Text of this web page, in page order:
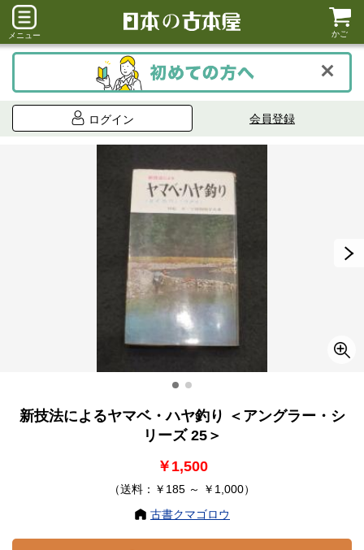
メニュー かご
ログイン 会員登録
新技法によるヤマベ・ハヤ釣り ＜アングラー・シ
リーズ 25＞
￥1,500
（送料：￥185 ～ ￥1,000）
古書クマゴロウ